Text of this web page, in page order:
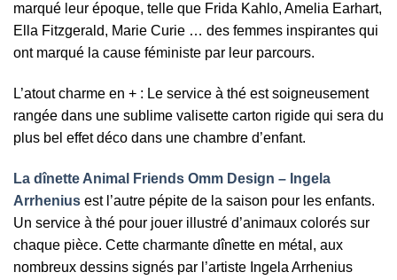
marqué leur époque, telle que Frida Kahlo, Amelia Earhart,
Ella Fitzgerald, Marie Curie … des femmes inspirantes qui
ont marqué la cause féministe par leur parcours.
L’atout charme en + : Le service à thé est soigneusement
rangée dans une sublime valisette carton rigide qui sera du
plus bel effet déco dans une chambre d’enfant.
La dînette Animal Friends Omm Design – Ingela
Arrhenius est l’autre pépite de la saison pour les enfants.
Un service à thé pour jouer illustré d’animaux colorés sur
chaque pièce. Cette charmante dînette en métal, aux
nombreux dessins signés par l’artiste Ingela Arrhenius